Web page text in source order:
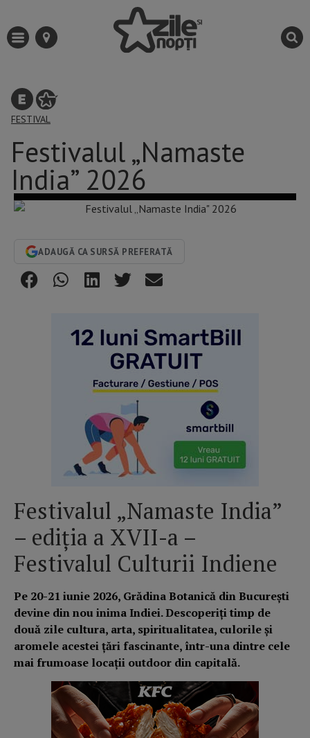
FESTIVAL
Festivalul „Namaste
India” 2026
ADAUGĂ CA SURSĂ PREFERATĂ
Festivalul „Namaste India”
– ediția a XVII-a –
Festivalul Culturii Indiene
Pe 20-21 iunie 2026, Grădina Botanică din București
devine din nou inima Indiei. Descoperiți timp de
două zile cultura, arta, spiritualitatea, culorile și
aromele acestei țări fascinante, într-una dintre cele
mai frumoase locații outdoor din capitală.